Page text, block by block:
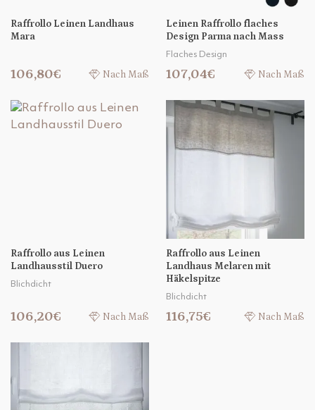
Raffrollo Leinen Landhaus
Mara
106,80€ Nach Maß
Leinen Raffrollo flaches
Design Parma nach Mass
Flaches Design
107,04€ Nach Maß
Raffrollo aus Leinen
Landhausstil Duero
Blichdicht
106,20€ Nach Maß
Raffrollo aus Leinen
Landhaus Melaren mit
Häkelspitze
Blichdicht
116,75€ Nach Maß